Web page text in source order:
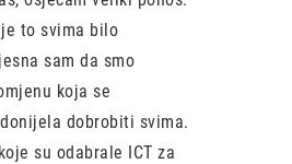
to svima bilo
sam da smo
koja se
dobrobiti svima.
su odabrale ICT za